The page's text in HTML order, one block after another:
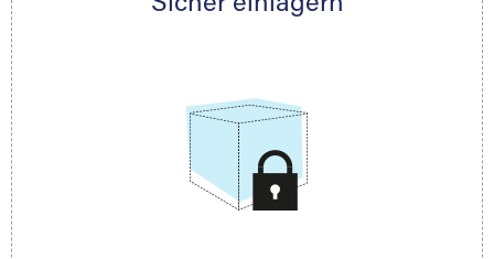
persönlich hinsichtlich Lagervolumen und zu